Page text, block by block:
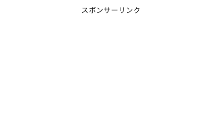
スポンサーリンク